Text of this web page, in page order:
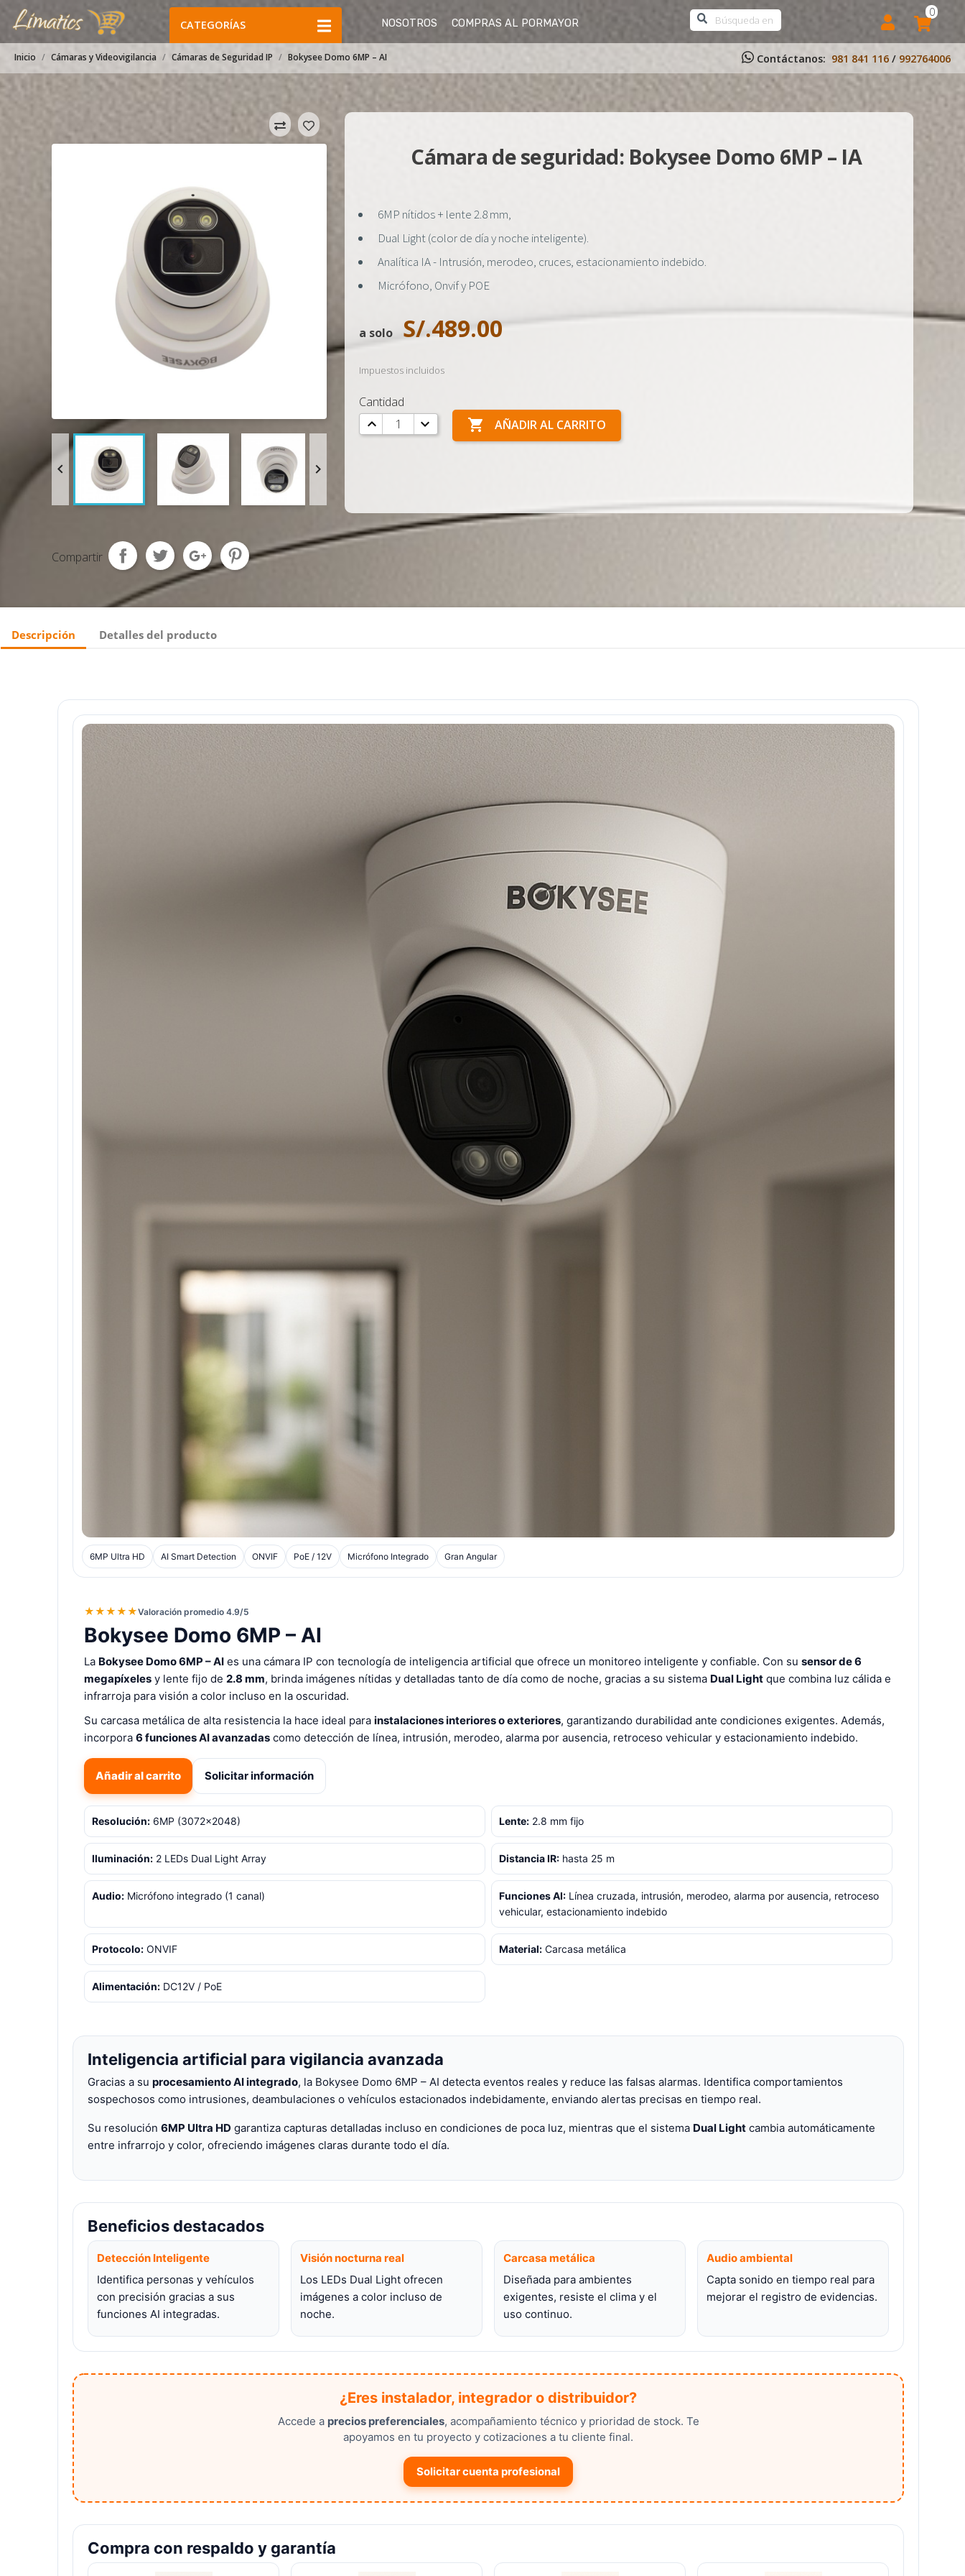
CATEGORÍAS COMPRAS AL PORMAYOR
NOSOTROS
0
Inicio Cámaras y Videovigilancia Cámaras de Seguridad IP Bokysee Domo 6MP – AI Contáctanos: 981 841 116 / 992764006
 
Compartir
Cámara de seguridad: Bokysee Domo 6MP – IA
6MP nítidos + lente 2.8 mm,
Dual Light (color de día y noche inteligente).
Analítica IA - Intrusión, merodeo, cruces, estacionamiento indebido.
Micrófono, Onvif y POE
a solo S/.489.00
Impuestos incluidos
Cantidad
 AÑADIR AL CARRITO
Descripción Detalles del producto
6MP Ultra HD AI Smart Detection ONVIF PoE / 12V Micrófono Integrado Gran Angular
★★★★★Valoración promedio 4.9/5
Bokysee Domo 6MP – AI
La Bokysee Domo 6MP – AI es una cámara IP con tecnología de inteligencia artificial que ofrece un monitoreo inteligente y confiable. Con su sensor de 6
megapíxeles y lente fijo de 2.8 mm, brinda imágenes nítidas y detalladas tanto de día como de noche, gracias a su sistema Dual Light que combina luz cálida e
infrarroja para visión a color incluso en la oscuridad.
Su carcasa metálica de alta resistencia la hace ideal para instalaciones interiores o exteriores, garantizando durabilidad ante condiciones exigentes. Además,
incorpora 6 funciones AI avanzadas como detección de línea, intrusión, merodeo, alarma por ausencia, retroceso vehicular y estacionamiento indebido.
Añadir al carrito Solicitar información
Resolución: 6MP (3072×2048) Lente: 2.8 mm fijo
Iluminación: 2 LEDs Dual Light Array Distancia IR: hasta 25 m
Audio: Micrófono integrado (1 canal) Funciones AI: Línea cruzada, intrusión, merodeo, alarma por ausencia, retroceso
vehicular, estacionamiento indebido
Protocolo: ONVIF Material: Carcasa metálica
Alimentación: DC12V / PoE
Inteligencia artificial para vigilancia avanzada
Gracias a su procesamiento AI integrado, la Bokysee Domo 6MP – AI detecta eventos reales y reduce las falsas alarmas. Identifica comportamientos
sospechosos como intrusiones, deambulaciones o vehículos estacionados indebidamente, enviando alertas precisas en tiempo real.
Su resolución 6MP Ultra HD garantiza capturas detalladas incluso en condiciones de poca luz, mientras que el sistema Dual Light cambia automáticamente
entre infrarrojo y color, ofreciendo imágenes claras durante todo el día.
Beneficios destacados
Detección Inteligente
Identifica personas y vehículos
con precisión gracias a sus
funciones AI integradas.
Visión nocturna real
Los LEDs Dual Light ofrecen
imágenes a color incluso de
noche.
Carcasa metálica
Diseñada para ambientes
exigentes, resiste el clima y el
uso continuo.
Audio ambiental
Capta sonido en tiempo real para
mejorar el registro de evidencias.
¿Eres instalador, integrador o distribuidor?
Accede a precios preferenciales, acompañamiento técnico y prioridad de stock. Te
apoyamos en tu proyecto y cotizaciones a tu cliente final.
Solicitar cuenta profesional
Compra con respaldo y garantía